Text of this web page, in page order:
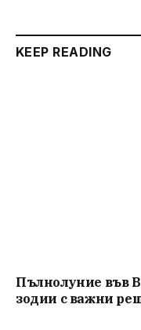
KEEP READING
Пълнолуние във
зодии с важни